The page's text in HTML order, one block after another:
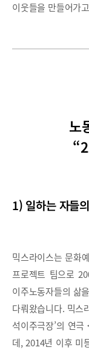
이웃들을 만들어가
노
1) 일하는 자들
믹스라이스는 문화
프로젝트 팀으로
이주노동자들의 삶
다뤄왔습니다. 믹스
석이주극장’의 연
데, 2014년 이후 미